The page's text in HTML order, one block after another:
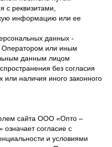
с реквизитами,
информацию или ее
данных -
Оператором или иным
данным лицом
без согласия
наличия иного законного
сайта ООО «Опто –
означает согласие с
и условиями